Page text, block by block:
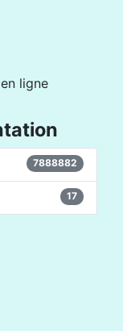
ligne
7888882
17